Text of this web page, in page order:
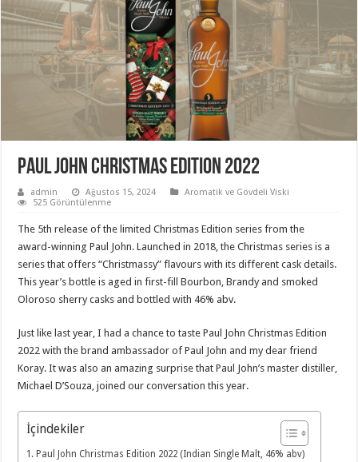
Paul John Christmas Edition 2022
admin Ağustos 15, 2024
Aromatik ve Gövdeli Viski
525 Görüntülenme
The 5th release of the limited Christmas Edition series from the
award-winning Paul John. Launched in 2018, the Christmas series is a
series that offers “Christmassy” flavours with its different cask details.
This year’s bottle is aged in first-fill Bourbon, Brandy and smoked
Oloroso sherry casks and bottled with 46% abv.
Just like last year, I had a chance to taste Paul John Christmas Edition
2022 with the brand ambassador of Paul John and my dear friend
Koray. It was also an amazing surprise that Paul John’s master distiller,
Michael D’Souza, joined our conversation this year.
İçindekiler
Paul John Christmas Edition 2022 (Indian Single Malt, 46% abv)